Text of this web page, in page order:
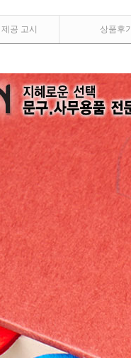
공 고시 상품후기